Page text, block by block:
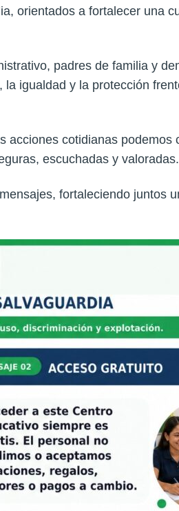
orientados a fortalecer una
padres de familia y
igualdad y la protección
acciones cotidianas podemos
escuchadas y valoradas.
fortaleciendo juntos